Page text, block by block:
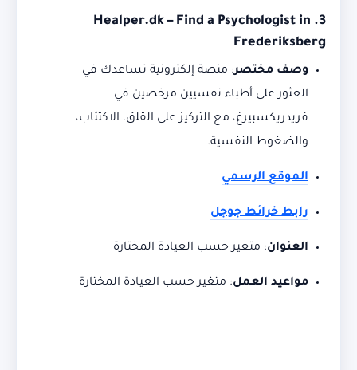
3.
Healper.dk – Find a Psychologist in
Frederiksberg
وصف مختصر: منصة إلكترونية تساعدك في
العثور على أطباء نفسيين مرخصين في
فريدريكسبيرغ، مع التركيز على القلق، الاكتئاب،
والضغوط النفسية.
الموقع الرسمي
رابط خرائط جوجل
العنوان: متغير حسب العيادة المختارة
مواعيد العمل: متغير حسب العيادة المختارة